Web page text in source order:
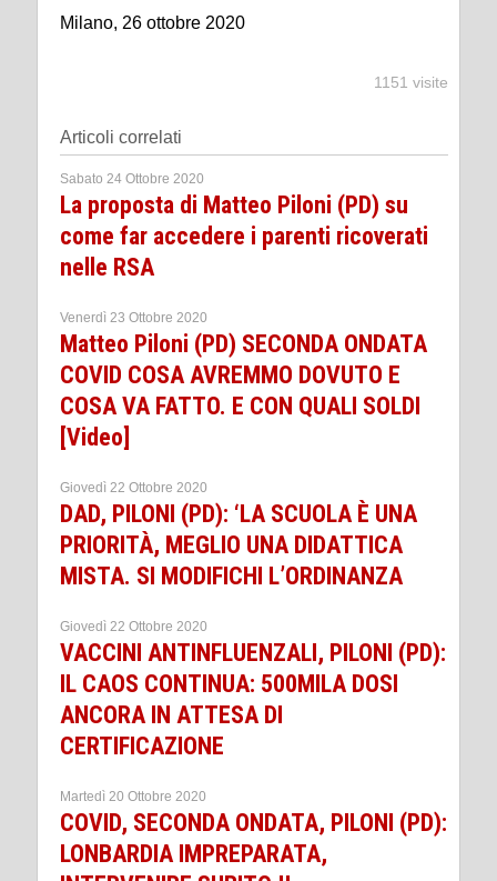
Milano, 26 ottobre 2020
1151 visite
Articoli correlati
Sabato 24 Ottobre 2020
La proposta di Matteo Piloni (PD) su
come far accedere i parenti ricoverati
nelle RSA
Venerdì 23 Ottobre 2020
Matteo Piloni (PD) SECONDA ONDATA
COVID COSA AVREMMO DOVUTO E
COSA VA FATTO. E CON QUALI SOLDI
[Video]
Giovedì 22 Ottobre 2020
DAD, PILONI (PD): ‘LA SCUOLA È UNA
PRIORITÀ, MEGLIO UNA DIDATTICA
MISTA. SI MODIFICHI L’ORDINANZA
Giovedì 22 Ottobre 2020
VACCINI ANTINFLUENZALI, PILONI (PD):
IL CAOS CONTINUA: 500MILA DOSI
ANCORA IN ATTESA DI
CERTIFICAZIONE
Martedì 20 Ottobre 2020
COVID, SECONDA ONDATA, PILONI (PD):
LONBARDIA IMPREPARATA,